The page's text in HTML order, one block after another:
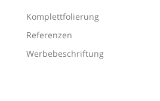
Komplettfolierung
Referenzen
Werbebeschriftung